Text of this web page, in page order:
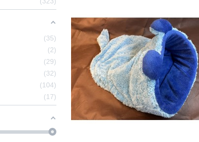
35
2
29
32
104
17